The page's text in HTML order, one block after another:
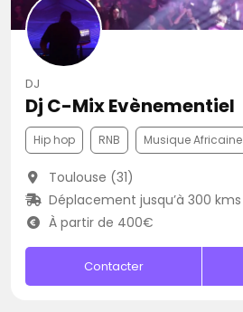
DJ
Dj C-Mix Evènementiel
Hip hop RNB Musique Africaine
Toulouse (31)
Déplacement jusqu’à 300 kms
À partir de 400€
Contacter